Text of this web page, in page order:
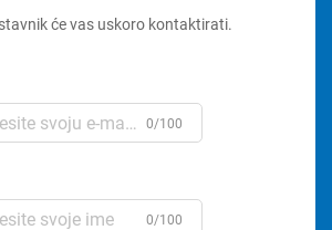
će vas uskoro kontaktirati.
0/100
0/100